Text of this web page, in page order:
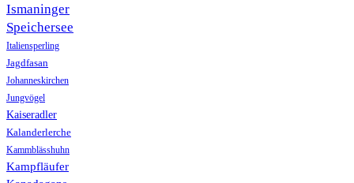
Ismaninger
Speichersee
Italiensperling
Jagdfasan
Johanneskirchen
Jungvögel
Kaiseradler
Kalanderlerche
Kammblässhuhn
Kampfläufer